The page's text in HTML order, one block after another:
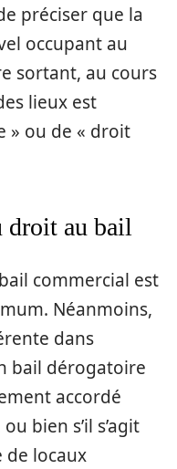
préciser que la
occupant au
sortant, au cours
lieux est
» ou de « droit
droit au bail
commercial est
Néanmoins,
dans
bail dérogatoire
accordé
bien s’il s’agit
de locaux